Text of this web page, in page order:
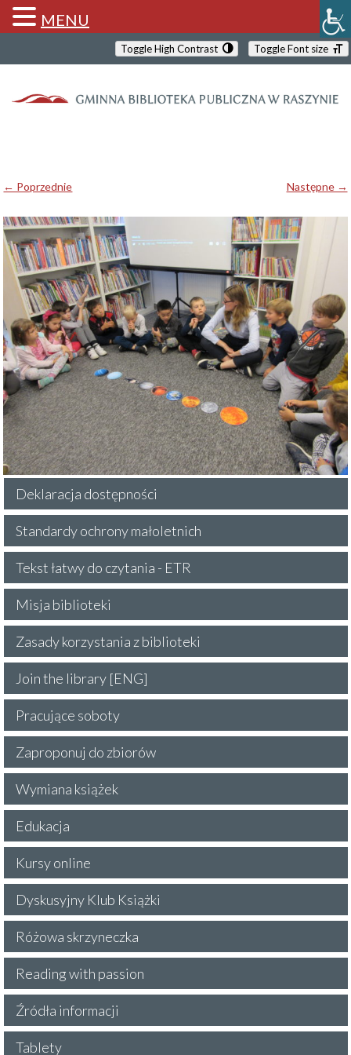
Toggle High Contrast Toggle Font size
← Poprzednie Następne →
Deklaracja dostępności
Standardy ochrony małoletnich
Tekst łatwy do czytania - ETR
Misja biblioteki
Zasady korzystania z biblioteki
Join the library [ENG]
Pracujące soboty
Zaproponuj do zbiorów
Wymiana książek
Edukacja
Kursy online
Dyskusyjny Klub Książki
Różowa skrzyneczka
Reading with passion
Źródła informacji
Tablety
MENU